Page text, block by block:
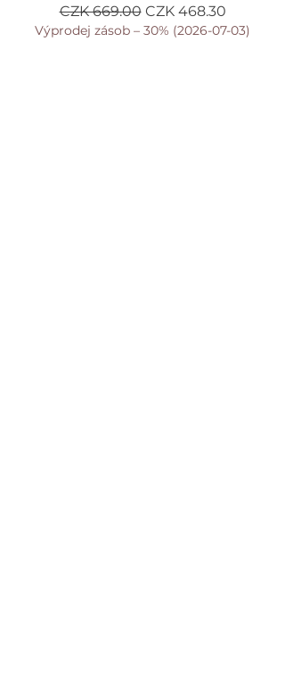
Regular Price
CZK 669.00 Sale Price
CZK 468.30
Výprodej zásob – 30% (2026-07-03)